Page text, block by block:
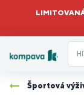
Športová